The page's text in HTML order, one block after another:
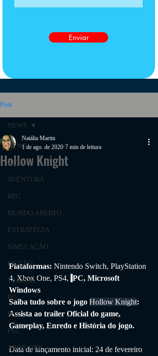
Enviar
Post
NEWS
AÇÃO
AVENTURA
RPG
MUNDO ABERTO
ESTRATÉGIA
SIMULAÇÃO
FICÇÃO
TERROR
PC
PS4
PS5
XBOX ONE
NEWS
Hollow Knight
Natália Martin
1 de ago. de 2020 7 min de leitura
Plataformas: Nintendo Switch, PlayStation
4, Xbox One, PS4, PC, Microsoft
Windows
Saiba tudo sobre o jogo Hollow Knight:
Assista ao trailer Oficial do game,
Gameplay, Enredo e História do jogo.
Data de lançamento inicial: 24 de fevereiro